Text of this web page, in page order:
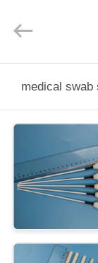
НАС
products
co.ltd.
medical swab